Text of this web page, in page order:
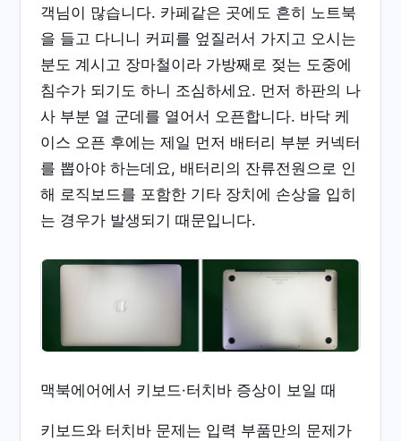
객님이 많습니다. 카페같은 곳에도 흔히 노트북
을 들고 다니니 커피를 엎질러서 가지고 오시는
분도 계시고 장마철이라 가방째로 젖는 도중에
침수가 되기도 하니 조심하세요. 먼저 하판의 나
사 부분 열 군데를 열어서 오픈합니다. 바닥 케
이스 오픈 후에는 제일 먼저 배터리 부분 커넥터
를 뽑아야 하는데요, 배터리의 잔류전원으로 인
해 로직보드를 포함한 기타 장치에 손상을 입히
는 경우가 발생되기 때문입니다.
맥북에어에서 키보드·터치바 증상이 보일 때
키보드와 터치바 문제는 입력 부품만의 문제가